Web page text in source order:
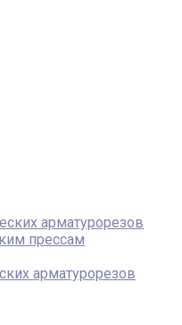
арматурорезов
прессам
арматурорезов